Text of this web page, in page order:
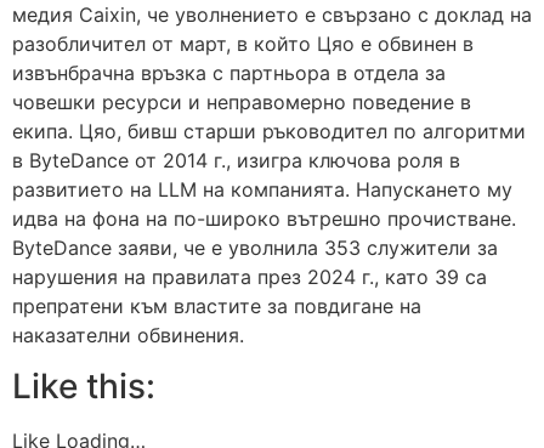
медия Caixin, че уволнението е свързано с доклад на
разобличител от март, в който Цяо е обвинен в
извънбрачна връзка с партньора в отдела за
човешки ресурси и неправомерно поведение в
екипа. Цяо, бивш старши ръководител по алгоритми
в ByteDance от 2014 г., изигра ключова роля в
развитието на LLM на компанията. Напускането му
идва на фона на по-широко вътрешно прочистване.
ByteDance заяви, че е уволнила 353 служители за
нарушения на правилата през 2024 г., като 39 са
препратени към властите за повдигане на
наказателни обвинения.
Like this:
Like Loading…